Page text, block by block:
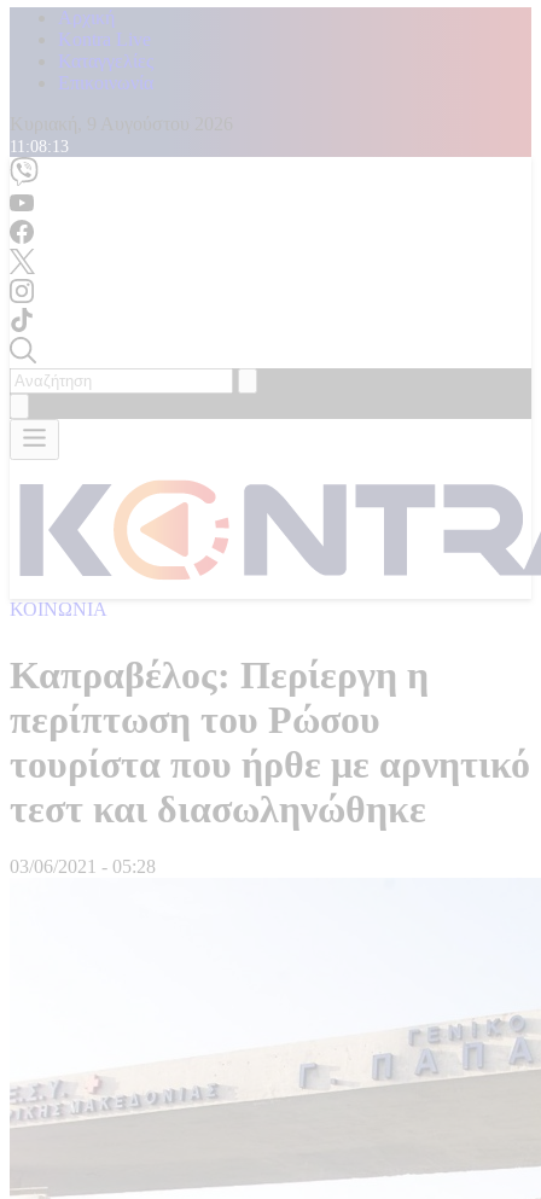
Αρχική
Kontra Live
Καταγγελίες
Επικοινωνία
11:08:15
ΚΟΙΝΩΝΙΑ
Καπραβέλος: Περίεργη η
περίπτωση του Ρώσου
τουρίστα που ήρθε με αρνητικό
τεστ και διασωληνώθηκε
03/06/2021 - 05:28